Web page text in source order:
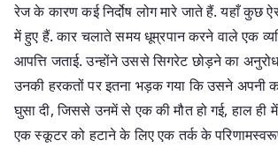
रेज के कारण कई निर्दोष लोग मारे जाते हैं. यहाँ कुछ
में हुए हैं. कार चलाते समय धूम्रपान करने वाले एक
आपत्ति जताई. उन्होंने उससे सिगरेट छोड़ने का
उनकी हरकतों पर इतना भड़क गया कि उसने अपनी
घुसा दी, जिससे उनमें से एक की मौत हो गई, हाल ही
एक स्कूटर को हटाने के लिए एक तर्क के